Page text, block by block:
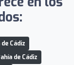
Cádiz
de Cádiz